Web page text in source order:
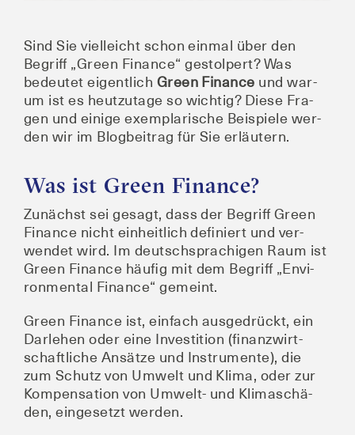
Sind Sie viel­leicht schon ein­mal über den
Begriff „Green Finan­ce“ gestol­pert? Was
bedeu­tet eigent­lich Green Finan­ce und war­
um ist es heut­zu­ta­ge so wich­tig? Die­se Fra­
gen und eini­ge exem­pla­ri­sche Bei­spie­le wer­
den wir im Blog­bei­trag für Sie erläutern.
Was ist Green Finance?
Zunächst sei gesagt, dass der Begriff Green
Finan­ce nicht ein­heit­lich defi­niert und ver­
wen­det wird. Im deutsch­spra­chi­gen Raum ist
Green Finan­ce häu­fig mit dem Begriff „Envi­
ron­men­tal Finan­ce“ gemeint.
Green Finan­ce ist, ein­fach aus­ge­drückt, ein
Dar­le­hen oder eine Inves­ti­ti­on (finanz­wirt­
schaft­li­che Ansät­ze und Instru­men­te), die
zum Schutz von Umwelt und Kli­ma, oder zur
Kom­pen­sa­ti­on von Umwelt- und Kli­ma­schä­
den, ein­ge­setzt werden.